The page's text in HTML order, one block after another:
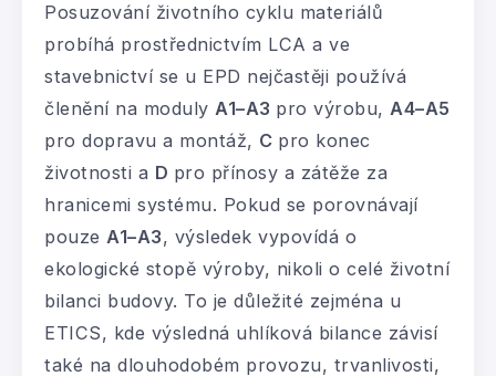
Posuzování životního cyklu materiálů
probíhá prostřednictvím LCA a ve
stavebnictví se u EPD nejčastěji používá
členění na moduly A1–A3 pro výrobu, A4–A5
pro dopravu a montáž, C pro konec
životnosti a D pro přínosy a zátěže za
hranicemi systému. Pokud se porovnávají
pouze A1–A3, výsledek vypovídá o
ekologické stopě výroby, nikoli o celé životní
bilanci budovy. To je důležité zejména u
ETICS, kde výsledná uhlíková bilance závisí
také na dlouhodobém provozu, trvanlivosti,